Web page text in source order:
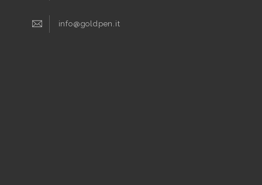
info@goldpen.it